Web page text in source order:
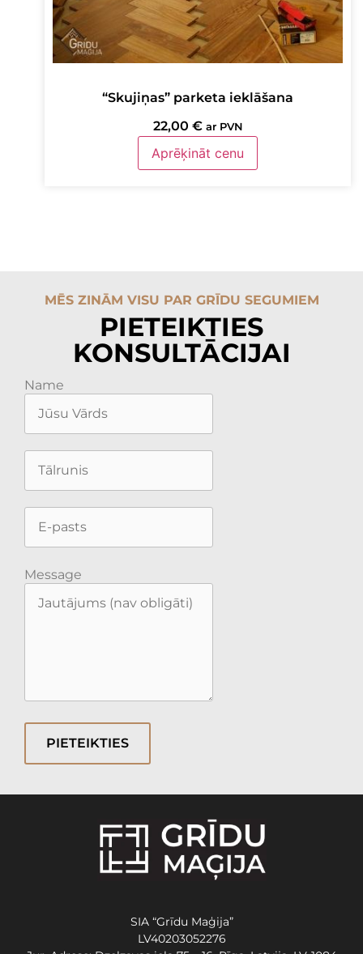
“Skujiņas” parketa ieklāšana
22,00 € ar PVN
Aprēķināt cenu
MĒS ZINĀM VISU PAR GRĪDU SEGUMIEM
PIETEIKTIES
KONSULTĀCIJAI
Name
Message
PIETEIKTIES
SIA “Grīdu Maģija”
LV40203052276